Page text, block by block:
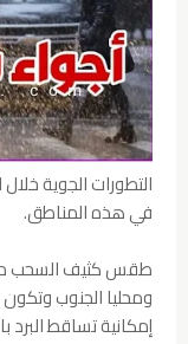
التطورات الجوية
في هذه المناطق.
طقس كثيف السحب
ومحليا الجنوب
إمكانية تساقط